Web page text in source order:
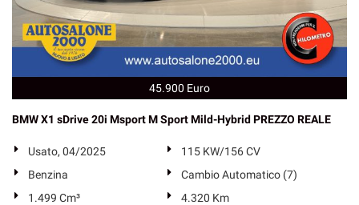
45.900 Euro
BMW X1 sDrive 20i Msport M Sport Mild-Hybrid PREZZO REALE
Usato, 04/2025
115 KW/156 CV
Benzina
Cambio Automatico (7)
1.499 Cm³
4.320 Km